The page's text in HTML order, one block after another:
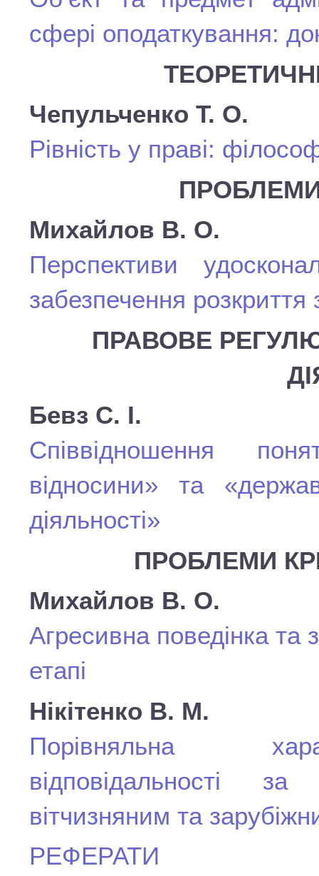
сфері оподаткування:
Чепульченко Т. О.
Рівність у праві:
Михайлов В. О.
Перспективи
забезпечення розкриття
ПРАВОВЕ
Бевз С. І.
Співвідношення
відносини» та
діяльності»
ПРОБЛЕМИ
Михайлов В. О.
Агресивна поведінка та
етапі
Нікітенко В. М.
Порівняльна
відповідальності
вітчизняним та
РЕФЕРАТИ